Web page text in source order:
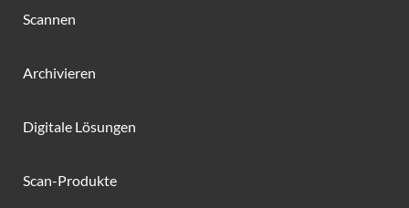
Scannen
Archivieren
Digitale Lösungen
Scan-Produkte